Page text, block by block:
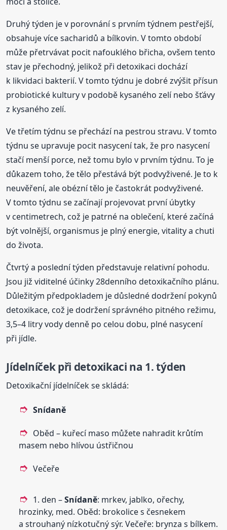
Druhý týden je v porovnání s prvním týdnem pestřejší,
obsahuje více sacharidů a bílkovin. V tomto období
může přetrvávat pocit nafouklého břicha, ovšem tento
stav je přechodný, jelikož při detoxikaci dochází
k likvidaci bakterií. V tomto týdnu je dobré zvýšit přísun
probiotické kultury v podobě kysaného zelí nebo šťávy
z kysaného zelí.
Ve třetím týdnu se přechází na pestrou stravu. V tomto
týdnu se upravuje pocit nasycení tak, že pro nasycení
stačí menší porce, než tomu bylo v prvním týdnu. To je
důkazem toho, že tělo přestává být podvyživené. Je to k
neuvěření, ale obézní tělo je častokrát podvyživené.
V tomto týdnu se začínají projevovat první úbytky
v centimetrech, což je patrné na oblečení, které začíná
být volnější, organismus je plný energie, vitality a chuti
do života.
Čtvrtý a poslední týden představuje relativní pohodu.
Jsou již viditelné účinky 28denního detoxikačního plánu.
Důležitým předpokladem je důsledné dodržení pokynů
detoxikace, což je dodržení správného pitného režimu,
3,5–4 litry vody denně po celou dobu, plné nasycení
při jídle.
Jídelníček při detoxikaci na 1. týden
Detoxikační jídelníček se skládá:
Snídaně
Oběd – kuřecí maso můžete nahradit krůtím
masem nebo hlívou ústřičnou
Večeře
1. den –Snídaně: mrkev, jablko, ořechy,
hrozinky, med. Oběd: brokolice s česnekem
a strouhaný nízkotučný sýr. Večeře: brynza s bílkem.